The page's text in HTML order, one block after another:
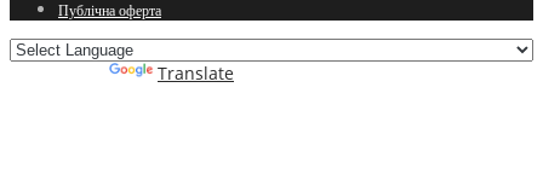
Публічна оферта
Translate